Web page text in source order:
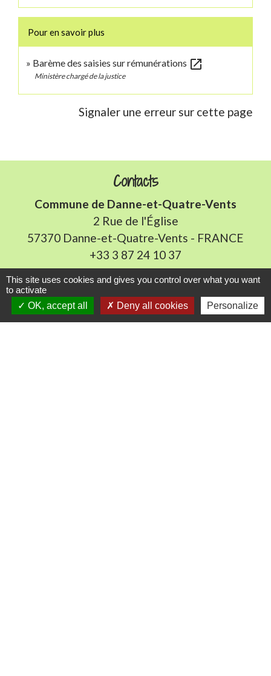
Pour en savoir plus
Barème des saisies sur rémunérations open_in_new
Ministère chargé de la justice
Signaler une erreur sur cette page
Contacts
Commune de Danne-et-Quatre-Vents
2 Rue de l'Église
57370 Danne-et-Quatre-Vents - FRANCE
+33 3 87 24 10 37
Accueil en mairie :
Lundi de 10h à 12h et de 16h à 19h
Mardi, jeudi et vendredi de 8h à 11h et de 14h à
This site uses cookies and gives you control over what you want
to activate
OK, accept all
Deny all cookies Personalize